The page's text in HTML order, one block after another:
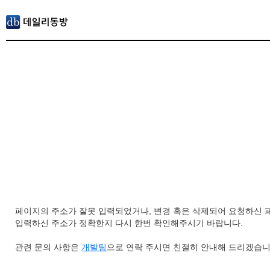
페이지의 주소가 잘못 입력되었거나, 변경 혹은 삭제되어 요청하신
입력하신 주소가 정확한지 다시 한번 확인해주시기 바랍니다.
관련 문의 사항은 개발팀 으로 연락 주시면 친절히 안내해 드리겠습